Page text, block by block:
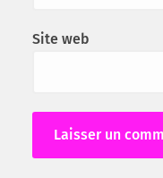
Site web